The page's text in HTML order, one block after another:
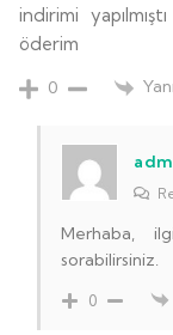
indirimi
öderim
0
Merhaba,
sorabilirsiniz.
0